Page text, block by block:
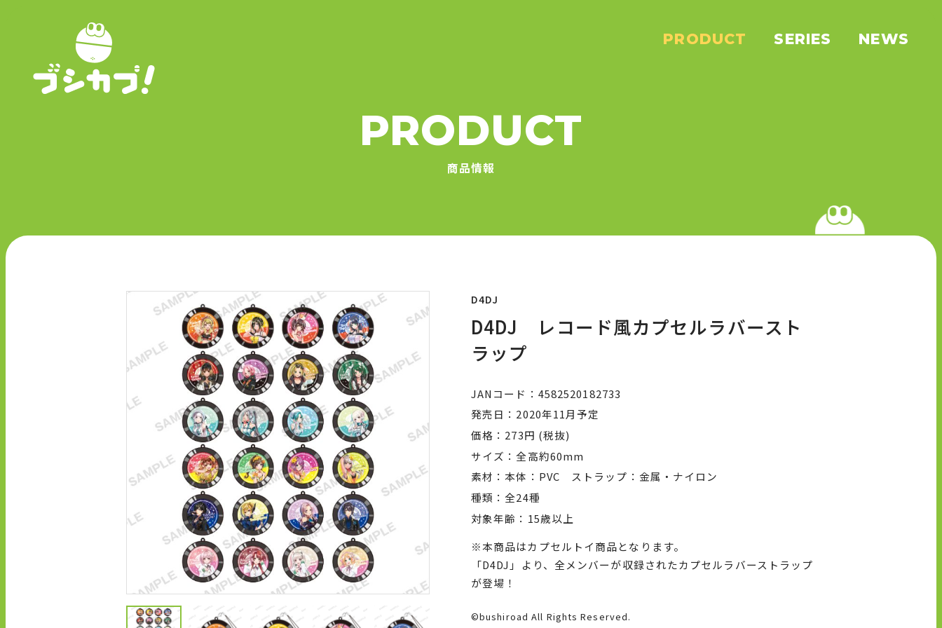
PRODUCT SERIES NEWS
PRODUCT
商品情報
D4DJ
D4DJ レコード風カプセルラバースト
ラップ
JANコード
4582520182733
発売日
2020年11月予定
価格
273円 (税抜)
サイズ
全高約60mm
素材
本体：PVC ストラップ：金属・ナイロン
種類
全24種
対象年齢
15歳以上
※本商品はカプセルトイ商品となります。
「D4DJ」より、全メンバーが収録されたカプセルラバーストラップ
が登場！
©bushiroad All Rights Reserved.